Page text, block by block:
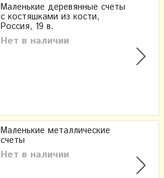
Маленькие деревянные счеты
с костяшками из кости,
Россия, 19 в.
Нет в наличии
Маленькие металлические
счеты
Нет в наличии